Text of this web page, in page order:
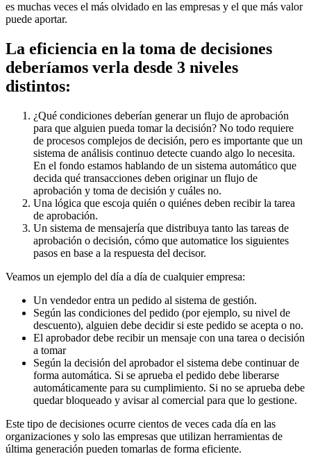
es muchas veces el más olvidado en las empresas y el que más valor
puede aportar.
La eficiencia en la toma de decisiones
deberíamos verla desde 3 niveles
distintos:
¿Qué condiciones deberían generar un flujo de aprobación
para que alguien pueda tomar la decisión? No todo requiere
de procesos complejos de decisión, pero es importante que un
sistema de análisis continuo detecte cuando algo lo necesita.
En el fondo estamos hablando de un sistema automático que
decida qué transacciones deben originar un flujo de
aprobación y toma de decisión y cuáles no.
Una lógica que escoja quién o quiénes deben recibir la tarea
de aprobación.
Un sistema de mensajería que distribuya tanto las tareas de
aprobación o decisión, cómo que automatice los siguientes
pasos en base a la respuesta del decisor.
Veamos un ejemplo del día a día de cualquier empresa:
Un vendedor entra un pedido al sistema de gestión.
Según las condiciones del pedido (por ejemplo, su nivel de
descuento), alguien debe decidir si este pedido se acepta o no.
El aprobador debe recibir un mensaje con una tarea o decisión
a tomar
Según la decisión del aprobador el sistema debe continuar de
forma automática. Si se aprueba el pedido debe liberarse
automáticamente para su cumplimiento. Si no se aprueba debe
quedar bloqueado y avisar al comercial para que lo gestione.
Este tipo de decisiones ocurre cientos de veces cada día en las
organizaciones y solo las empresas que utilizan herramientas de
última generación pueden tomarlas de forma eficiente.